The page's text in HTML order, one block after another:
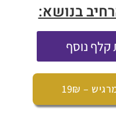
בנושא:
קלף נוסף
– 19₪